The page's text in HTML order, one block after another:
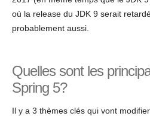
où la release du JDK 9 serait
probablement aussi.
Quelles sont les
Spring 5?
Il y a 3 thèmes clés qui vont